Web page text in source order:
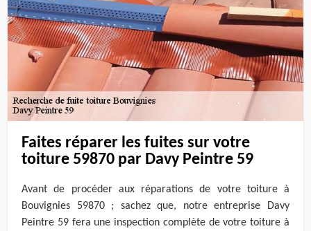
Faites réparer les fuites sur votre
toiture 59870 par Davy Peintre 59
Avant de procéder aux réparations de votre toiture à
Bouvignies 59870 ; sachez que, notre entreprise Davy
Peintre 59 fera une inspection complète de votre toiture à